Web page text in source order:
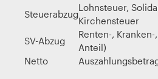
Steuerabzug
Lohnsteuer,
Kirchensteuer
SV-Abzug
Renten-,
Anteil)
Netto